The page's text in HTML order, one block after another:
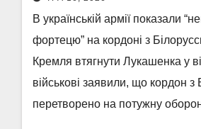
В українській армії показали
фортецю” на кордоні з
Кремля втягнути Лукашенка у
військові заявили, що кордон з
перетворено на потужну